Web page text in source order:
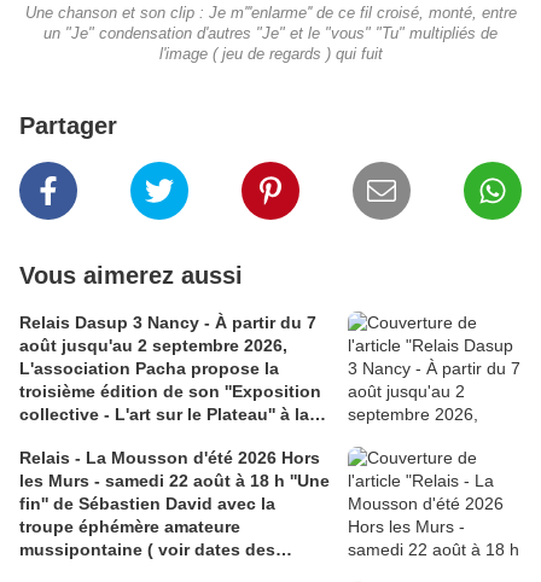
Une chanson et son clip : Je m'''enlarme'' de ce fil croisé, monté, entre
un "Je" condensation d'autres "Je" et le "vous" "Tu" multipliés de
l'image ( jeu de regards ) qui fuit
Partager
Vous aimerez aussi
Relais Dasup 3 Nancy - À partir du 7
août jusqu'au 2 septembre 2026,
L'association Pacha propose la
troisième édition de son ''Exposition
collective - L'art sur le Plateau'' à la
avenue Pinchard
Relais - La Mousson d'été 2026 Hors
les Murs - samedi 22 août à 18 h ''Une
fin'' de Sébastien David avec la
troupe éphémère amateure
mussipontaine ( voir dates des